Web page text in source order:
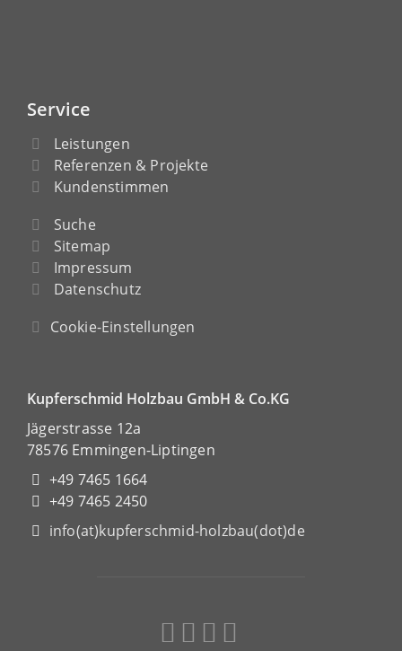
Service
Leistungen
Referenzen & Projekte
Kundenstimmen
Suche
Sitemap
Impressum
Datenschutz
Cookie-Einstellungen
Kupferschmid Holzbau GmbH & Co.KG
Jägerstrasse 12a
78576 Emmingen-Liptingen
+49 7465 1664
+49 7465 2450
info(at)kupferschmid-holzbau(dot)de